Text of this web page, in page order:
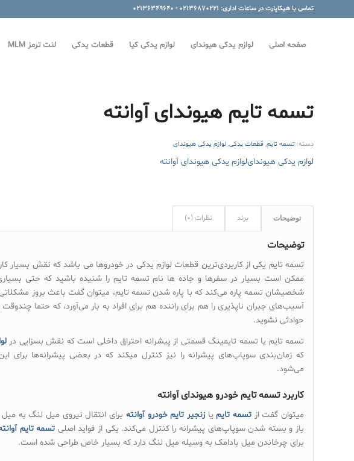
تماس با هیکاپارت در ساعات اداری: 02136870221 - 02136349640
صفحه اصلی لوازم یدکی هیوندای لوازم یدکی کیا قطعات یدکی لنت ترمز MLM
تسمه تایم هیوندای آوانته
دسته: تسمه تایم, قطعات یدکی, لوازم یدکی هیوندای
لوازم یدکی هیوندایلوازم یدکی هیوندای آوانته
توضیحات برند نظرات (0)
توضیحات
تسمه تایم یکی از کاربردی‌ترین قطعات لوازم یدکی در خودروها می باشد که نقش بسیار
ممکن است بسیار در سفرها و جاده ها نام تسمه تایم را شنیده باشید که حتی بسیاری
شخصیشان تسمه پاره می‌کند که با پاره شدن تسمه تایم، میتوان گفت باعث بروز
آسیب‌های جبران ناپذیری را هم برای راننده هم برای افراد به بار می‌آورد، که حتما
حوادثی نشوید.
تسمه تایم یا تسمه تایمینگ قسمتی از پیشرانه احتراق داخلی است که نقش بسزایی در
که زمان‌بندی سوپاپ‌های پیشرانه را نیز کنترل میکند که در بعضی پیشرانه‌ها برای
می‌شود.
کاربرد تسمه تایم خودرو هیوندای آوانته
میتوان گفت ازتسمه تایمیازنجیر تایم خودرو آوانته برای انتقال نیروی میل لنگ به
باز و بسته شدن سوپاپ‌های پیشرانه را کنترل می‌کند. یکی از فواید اصلی تسمه تایم
برای چرخاندن میل بادامک به وسیله میل لنگ دارد که بسیار خاص طراحی شده است.